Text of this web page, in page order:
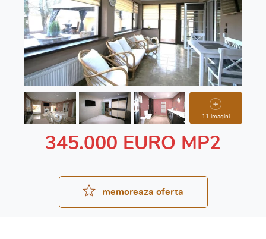
11 imagini
345.000 EURO MP2
memoreaza oferta